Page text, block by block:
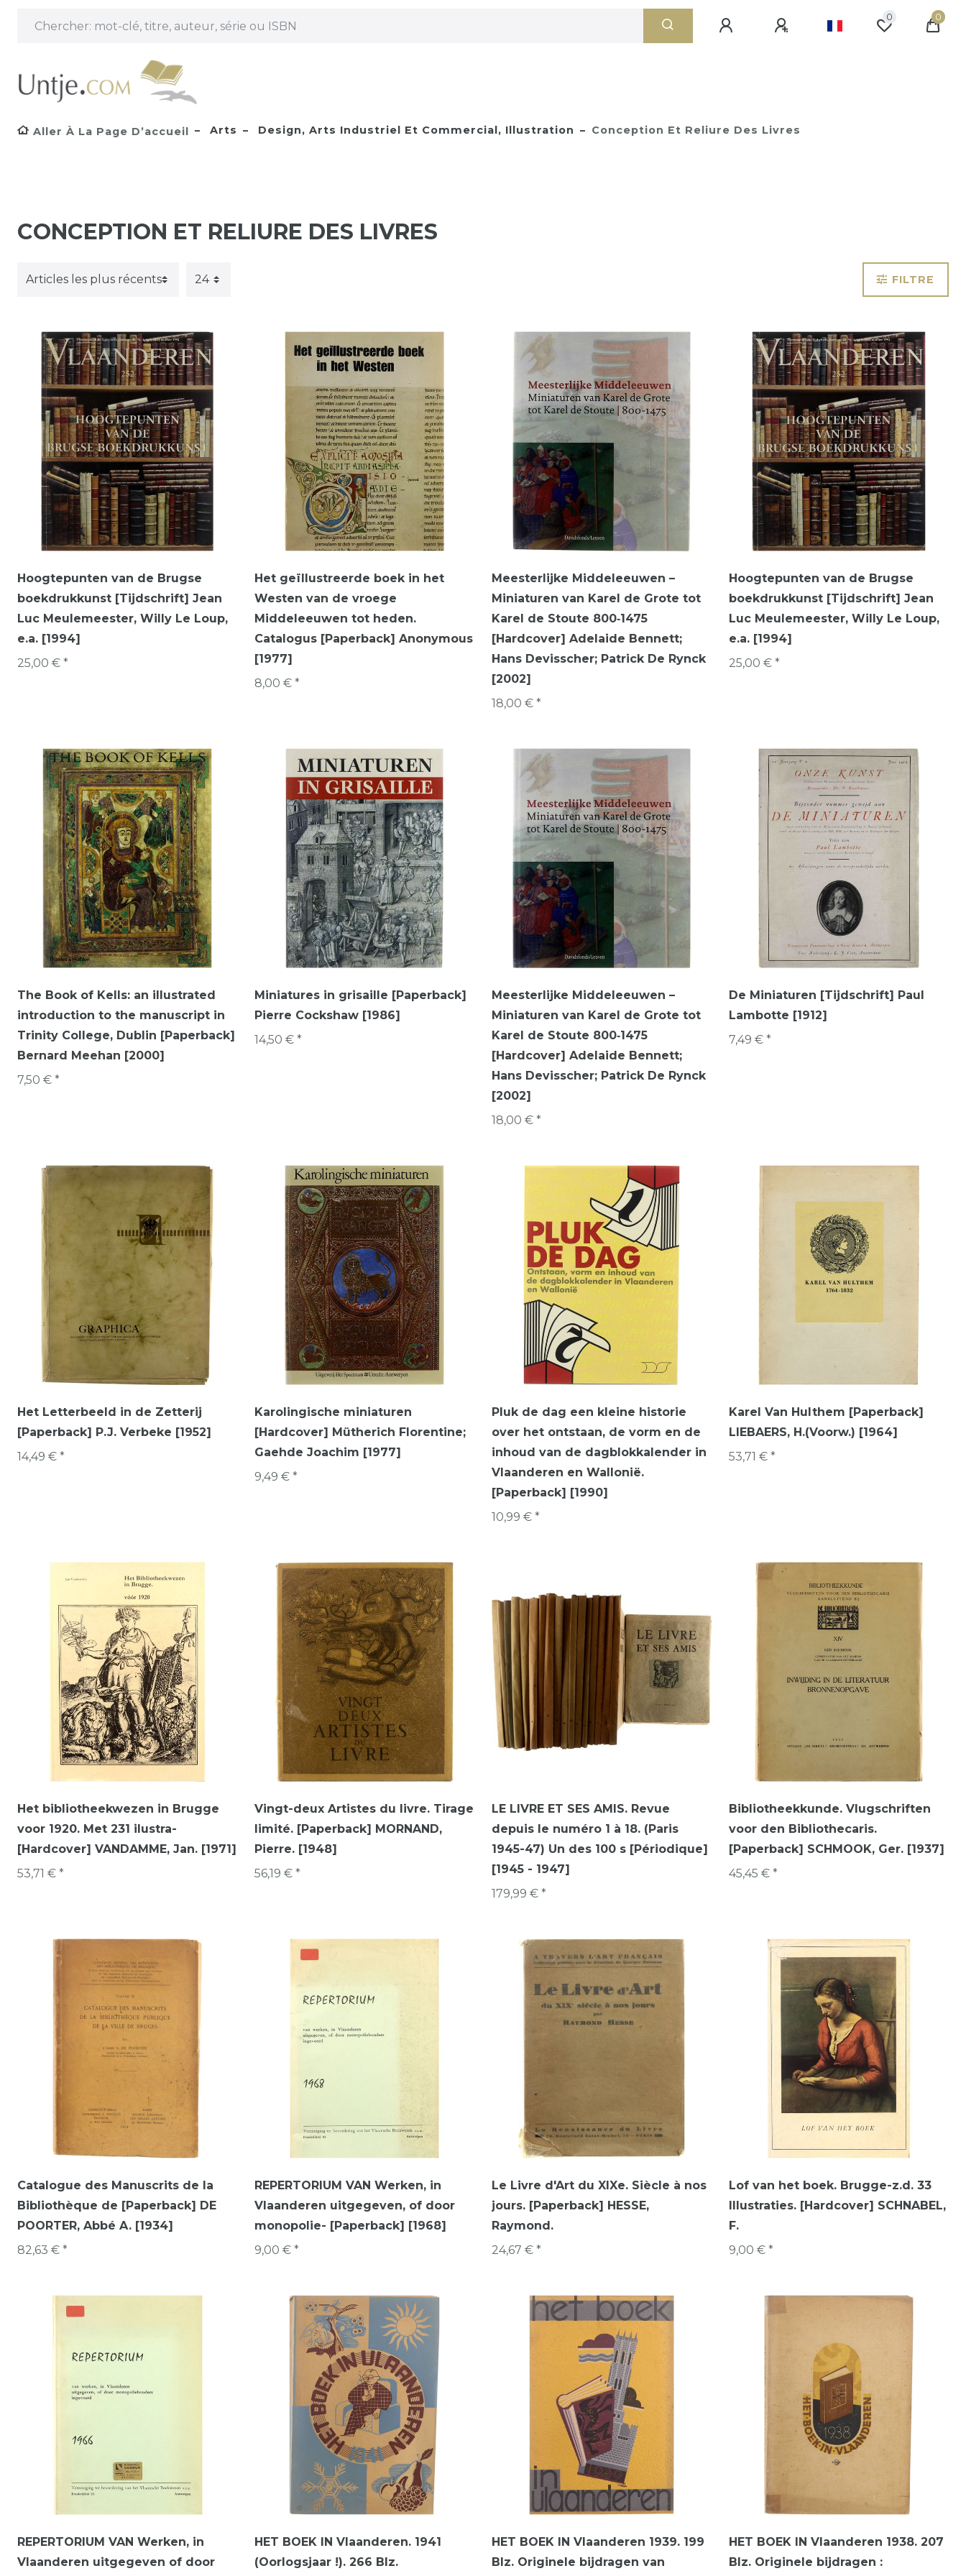
0 0
Aller À La Page D’accueil Arts Design, Arts Industriel Et Commercial, Illustration Conception Et Reliure Des Livres
CONCEPTION ET RELIURE DES LIVRES
FILTRE
Hoogtepunten van de Brugse
boekdrukkunst [Tijdschrift] Jean
Luc Meulemeester, Willy Le Loup,
e.a. [1994]
25,00 € *
Het geïllustreerde boek in het
Westen van de vroege
Middeleeuwen tot heden.
Catalogus [Paperback] Anonymous
[1977]
8,00 € *
Meesterlijke Middeleeuwen –
Miniaturen van Karel de Grote tot
Karel de Stoute 800‑1475
[Hardcover] Adelaide Bennett;
Hans Devisscher; Patrick De Rynck
[2002]
18,00 € *
Hoogtepunten van de Brugse
boekdrukkunst [Tijdschrift] Jean
Luc Meulemeester, Willy Le Loup,
e.a. [1994]
25,00 € *
The Book of Kells: an illustrated
introduction to the manuscript in
Trinity College, Dublin [Paperback]
Bernard Meehan [2000]
7,50 € *
Miniatures in grisaille [Paperback]
Pierre Cockshaw [1986]
14,50 € *
Meesterlijke Middeleeuwen –
Miniaturen van Karel de Grote tot
Karel de Stoute 800‑1475
[Hardcover] Adelaide Bennett;
Hans Devisscher; Patrick De Rynck
[2002]
18,00 € *
De Miniaturen [Tijdschrift] Paul
Lambotte [1912]
7,49 € *
Het Letterbeeld in de Zetterij
[Paperback] P.J. Verbeke [1952]
14,49 € *
Karolingische miniaturen
[Hardcover] Mütherich Florentine;
Gaehde Joachim [1977]
9,49 € *
Pluk de dag een kleine historie
over het ontstaan, de vorm en de
inhoud van de dagblokkalender in
Vlaanderen en Wallonië.
[Paperback] [1990]
10,99 € *
Karel Van Hulthem [Paperback]
LIEBAERS, H.(Voorw.) [1964]
53,71 € *
Het bibliotheekwezen in Brugge
voor 1920. Met 231 ilustra-
[Hardcover] VANDAMME, Jan. [1971]
53,71 € *
Vingt-deux Artistes du livre. Tirage
limité. [Paperback] MORNAND,
Pierre. [1948]
56,19 € *
LE LIVRE ET SES AMIS. Revue
depuis le numéro 1 à 18. (Paris
1945-47) Un des 100 s [Périodique]
[1945 - 1947]
179,99 € *
Bibliotheekkunde. Vlugschriften
voor den Bibliothecaris.
[Paperback] SCHMOOK, Ger. [1937]
45,45 € *
Catalogue des Manuscrits de la
Bibliothèque de [Paperback] DE
POORTER, Abbé A. [1934]
82,63 € *
REPERTORIUM VAN Werken, in
Vlaanderen uitgegeven, of door
monopolie- [Paperback] [1968]
9,00 € *
Le Livre d'Art du XIXe. Siècle à nos
jours. [Paperback] HESSE,
Raymond.
24,67 € *
Lof van het boek. Brugge-z.d. 33
Illustraties. [Hardcover] SCHNABEL,
F.
9,00 € *
REPERTORIUM VAN Werken, in
Vlaanderen uitgegeven of door
HET BOEK IN Vlaanderen. 1941
(Oorlogsjaar !). 266 Blz.
HET BOEK IN Vlaanderen 1939. 199
Blz. Originele bijdragen van
HET BOEK IN Vlaanderen 1938. 207
Blz. Originele bijdragen :